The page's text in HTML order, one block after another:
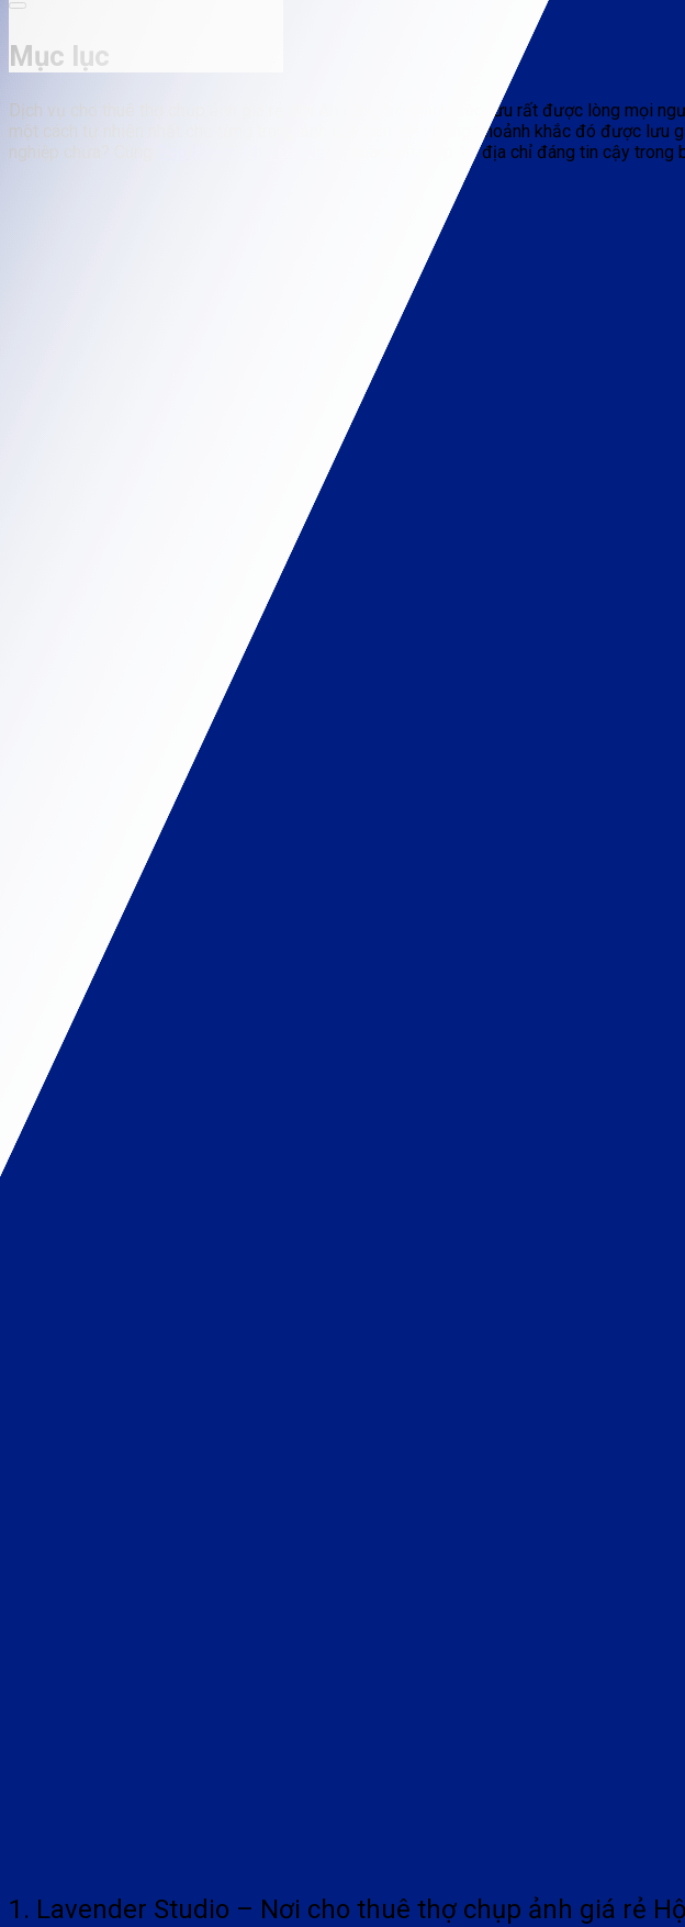
Mục lục
Dịch vụ cho thuê thợ chụp ảnh giá rẻ Hội An cũng trở thành trào lưu rất được lòng mọi
một cách tự nhiên nhất cho từng trang ảnh của bạn, để những khoảnh khắc đó được
nghiệp chưa? Cùng
khám phá top 10 địa chỉ đáng tin cậy trong
1. Lavender Studio – Nơi cho thuê thợ chụp ảnh giá rẻ